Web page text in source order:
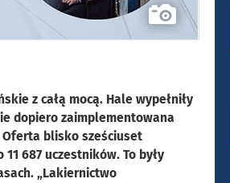
z całą mocą. Hale wypełniły
dopiero zaimplementowana
Oferta blisko sześciuset
11 687 uczestników. To były
„Lakiernictwo